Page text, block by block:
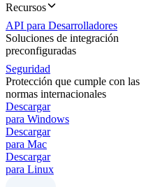
Recursos
API para Desarrolladores
Soluciones de integración
preconfiguradas
Seguridad
Protección que cumple con las
normas internacionales
Descargar
para Windows
Descargar
para Mac
Descargar
para Linux